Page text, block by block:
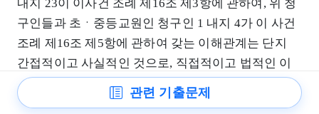
내지 23이 이사건 조례 제16조 제3항에 관하여, 위 청
구인들과 초ㆍ중등교원인 청구인 1 내지 4가 이 사건
조례 제16조 제5항에 관하여 갖는 이해관계는 단지
간접적이고 사실적인 것으로, 직접적이고 법적인 이
해관계가 있는 것은 아니다. 따라서 청구인 6 내지 23
은 이 사건 조례 제16조 제3항에 관하여, 청구인 5를
관련 기출문제